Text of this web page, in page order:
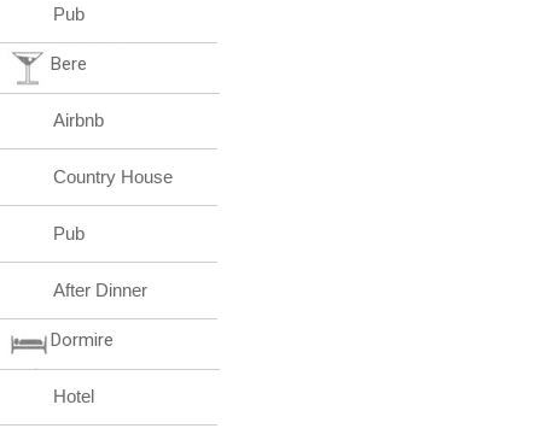
Pub
Bere
Airbnb
Country House
Pub
After Dinner
Dormire
Hotel